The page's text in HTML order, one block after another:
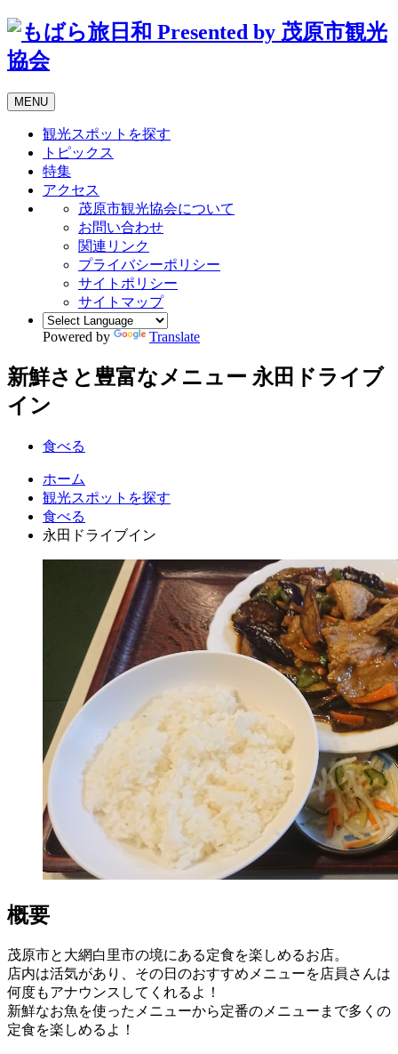
MENU
観光スポットを探す
トピックス
特集
アクセス
茂原市観光協会について
お問い合わせ
関連リンク
プライバシーポリシー
サイトポリシー
サイトマップ
Powered by Translate
新鮮さと豊富なメニュー 永田ドライブ
イン
食べる
ホーム
観光スポットを探す
食べる
永田ドライブイン
概要
茂原市と大網白里市の境にある定食を楽しめるお店。
店内は活気があり、その日のおすすめメニューを店員さんは
何度もアナウンスしてくれるよ！
新鮮なお魚を使ったメニューから定番のメニューまで多くの
定食を楽しめるよ！